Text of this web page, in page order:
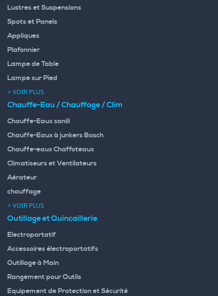
Lustres et Suspensions
Spots et Panels
Appliques
Plafonnier
Lampe de Table
Lampe sur Pied
> VOIR PLUS
Chauffe-Eau / Chauffage / Clim
Chauffe-Eaux sanili
Chauffe-Eaux à junkers Bosch
Chauffe-eaux Chaffoteaux
Climatiseurs et Ventilateurs
Aérateur
chauffage
> VOIR PLUS
Outillage et Quincaillerie
Electroportatif
Accessoires électroportatifs
Outillage à Main
Rangement pour Outils
Equipement de Protection et Sécurité